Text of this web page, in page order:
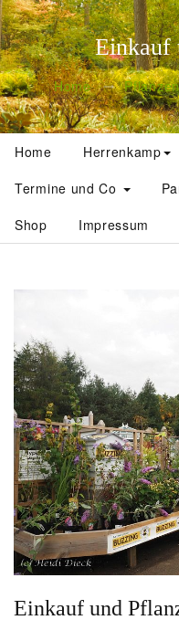
Einkauf
Home Pflanzen
Home Herrenkamp
Termine und Co
Shop
Impressum
Einkauf und